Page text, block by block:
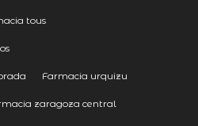
tous
Farmacia urquizu
zaragoza central